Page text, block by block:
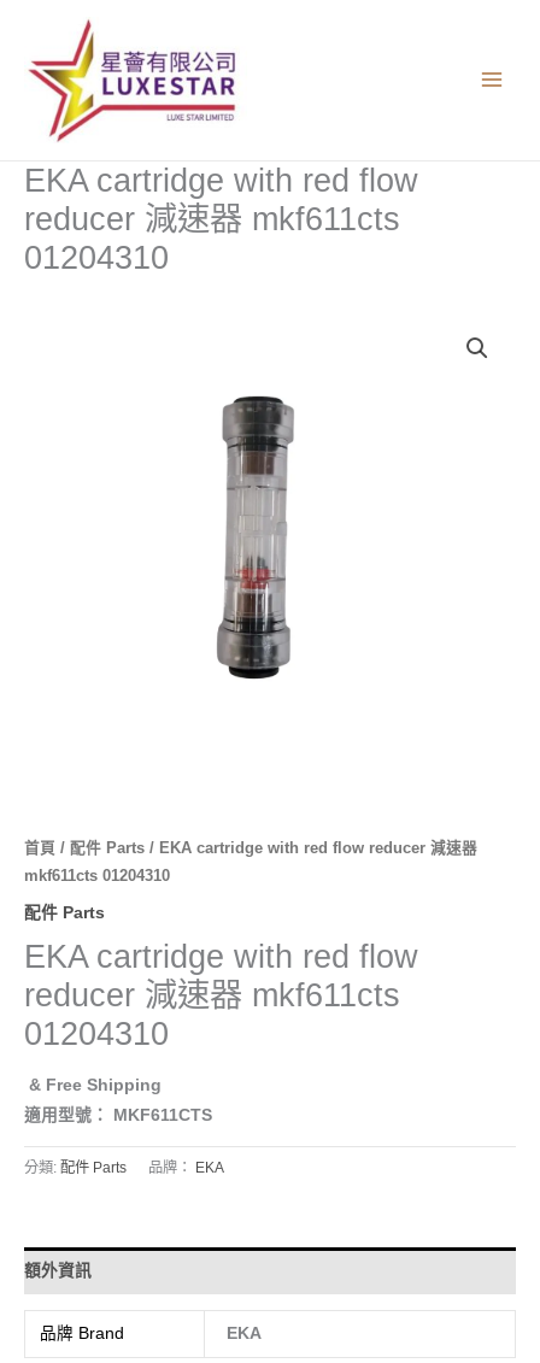
EKA cartridge with red flow
reducer 減速器 mkf611cts
01204310
首頁 / 配件 Parts / EKA cartridge with red flow reducer 減速器
mkf611cts 01204310
配件 Parts
EKA cartridge with red flow
reducer 減速器 mkf611cts
01204310
& Free Shipping
適用型號： MKF611CTS
分類: 配件 Parts 品牌： EKA
額外資訊
品牌 Brand EKA